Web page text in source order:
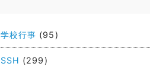
学校行事 (95)
SSH (299)